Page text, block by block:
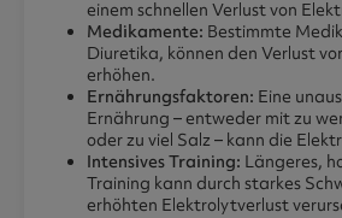
einem schnellen Verlust von
Medikamente: Bestimmte
Diuretika, können den Verlust
erhöhen.
Ernährungsfaktoren: Eine
Ernährung – entweder mit zu
oder zu viel Salz – kann die
Intensives Training: Längeres,
Training kann durch starkes
erhöhten Elektrolytverlust